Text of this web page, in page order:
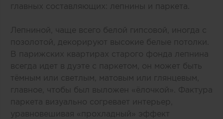
главных составляющих: лепнины и паркета.
Лепниной, чаще всего белой гипсовой, иногда с
позолотой, декорируют высокие белые потолки.
В парижских квартирах старого фонда лепнина
всегда идет в дуэте с паркетом, он может быть
тёмным или светлым, матовым или глянцевым,
главное, чтобы был выложен «‎ёлочкой». Фактура
паркета визуально согревает интерьер,
уравновешивая «‎прохладный» эффект